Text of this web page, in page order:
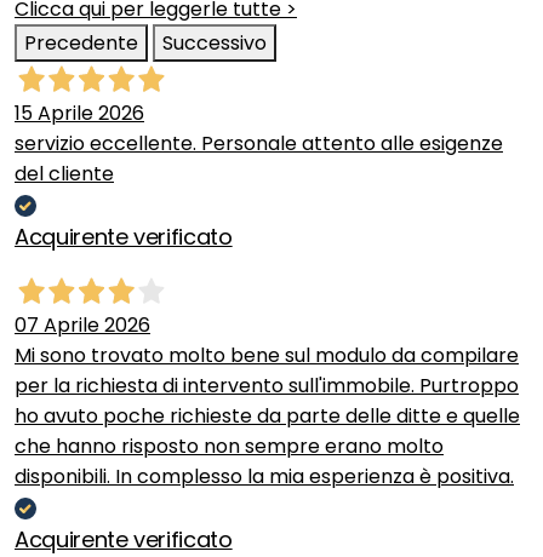
Clicca qui per leggerle tutte >
Precedente
Successivo
15 Aprile 2026
servizio eccellente. Personale attento alle esigenze
del cliente
Acquirente verificato
07 Aprile 2026
Mi sono trovato molto bene sul modulo da compilare
per la richiesta di intervento sull'immobile. Purtroppo
ho avuto poche richieste da parte delle ditte e quelle
che hanno risposto non sempre erano molto
disponibili. In complesso la mia esperienza è positiva.
Acquirente verificato